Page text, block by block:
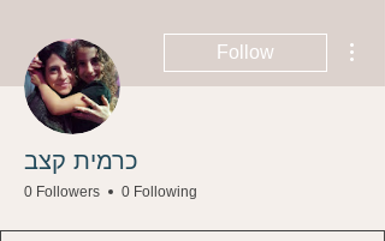
Follow
כרמית קצב
0 Followers 0 Following